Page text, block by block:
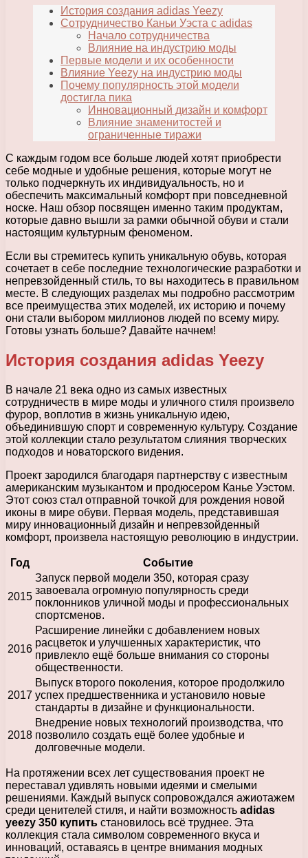
История создания adidas Yeezy
Сотрудничество Каньи Уэста с adidas
Начало сотрудничества
Влияние на индустрию моды
Первые модели и их особенности
Влияние Yeezy на индустрию моды
Почему популярность этой модели
достигла пика
Инновационный дизайн и комфорт
Влияние знаменитостей и
ограниченные тиражи
С каждым годом все больше людей хотят приобрести
себе модные и удобные решения, которые могут не
только подчеркнуть их индивидуальность, но и
обеспечить максимальный комфорт при повседневной
носке. Наш обзор посвящен именно таким продуктам,
которые давно вышли за рамки обычной обуви и стали
настоящим культурным феноменом.
Если вы стремитесь купить уникальную обувь, которая
сочетает в себе последние технологические разработки и
непревзойденный стиль, то вы находитесь в правильном
месте. В следующих разделах мы подробно рассмотрим
все преимущества этих моделей, их историю и почему
они стали выбором миллионов людей по всему миру.
Готовы узнать больше? Давайте начнем!
История создания adidas Yeezy
В начале 21 века одно из самых известных
сотрудничеств в мире моды и уличного стиля произвело
фурор, воплотив в жизнь уникальную идею,
объединившую спорт и современную культуру. Создание
этой коллекции стало результатом слияния творческих
подходов и новаторского видения.
Проект зародился благодаря партнерству с известным
американским музыкантом и продюсером Канье Уэстом.
Этот союз стал отправной точкой для рождения новой
иконы в мире обуви. Первая модель, представившая
миру инновационный дизайн и непревзойденный
комфорт, произвела настоящую революцию в индустрии.
Год Событие
2015
Запуск первой модели 350, которая сразу
завоевала огромную популярность среди
поклонников уличной моды и профессиональных
спортсменов.
2016
Расширение линейки с добавлением новых
расцветок и улучшенных характеристик, что
привлекло ещё больше внимания со стороны
общественности.
2017
Выпуск второго поколения, которое продолжило
успех предшественника и установило новые
стандарты в дизайне и функциональности.
2018
Внедрение новых технологий производства, что
позволило создать ещё более удобные и
долговечные модели.
На протяжении всех лет существования проект не
переставал удивлять новыми идеями и смелыми
решениями. Каждый выпуск сопровождался ажиотажем
среди ценителей стиля, и найти возможность adidas
yeezy 350 купить становилось всё труднее. Эта
коллекция стала символом современного вкуса и
инноваций, оставаясь в центре внимания модных